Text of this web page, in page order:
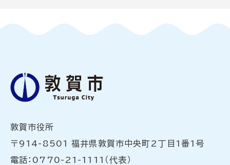
敦賀市役所
〒914-8501 福井県敦賀市中央町2丁目1番1号
電話：0770-21-1111（代表）